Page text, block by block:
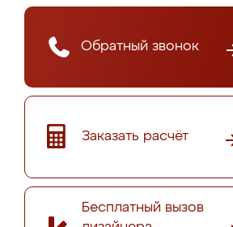
Обратный звонок
Заказать расчёт
Бесплатный вызов